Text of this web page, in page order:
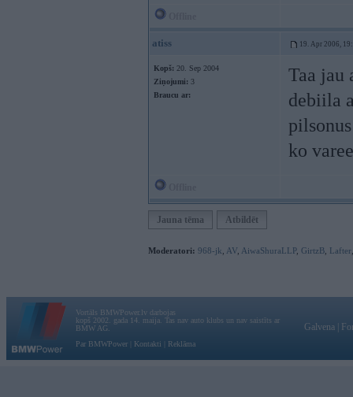
atiss 19. Apr 2006,
Kopš: 20. Sep 2004
Ziņojumi: 3
Braucu ar:
Taa jau
debiila
ko
Jauna tēma Atbildēt
Moderatori: 968-jk AV AiwaShuraLLP, GirtzB Lafter
Vortāls BMWPower.lv darbojas
kopš 2002. gada 14. maija. Tas nav auto klubs un nav saistīts ar
BMW AG.
Par BMWPower
Kontakti Reklāma
Galvena